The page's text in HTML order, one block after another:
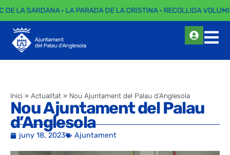
DE LA SARDANA · LA PARADA DE LA CRISTINA · RECOLLIDA
Inici » Actualitat » Nou Ajuntament del Palau d’Anglesola
Nou Ajuntament del Palau
d’Anglesola
juny 18, 2023 Ajuntament